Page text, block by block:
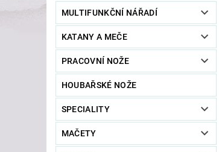
MULTIFUNKČNÍ NÁŘADÍ
KATANY A MEČE
PRACOVNÍ NOŽE
HOUBAŘSKÉ NOŽE
SPECIALITY
MAČETY